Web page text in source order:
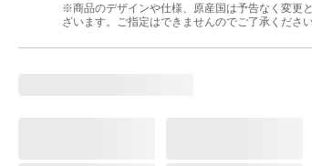
※商品のデザインや仕様、原産国は予告なく変更
ざいます。ご指定はできませんのでご了承ください